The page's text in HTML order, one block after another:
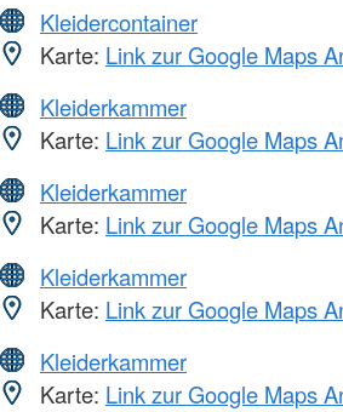
Kleidercontainer
Karte: Link zur Google Maps
Kleiderkammer
Karte: Link zur Google Maps
Kleiderkammer
Karte: Link zur Google Maps
Kleiderkammer
Karte: Link zur Google Maps
Kleiderkammer
Karte: Link zur Google Maps